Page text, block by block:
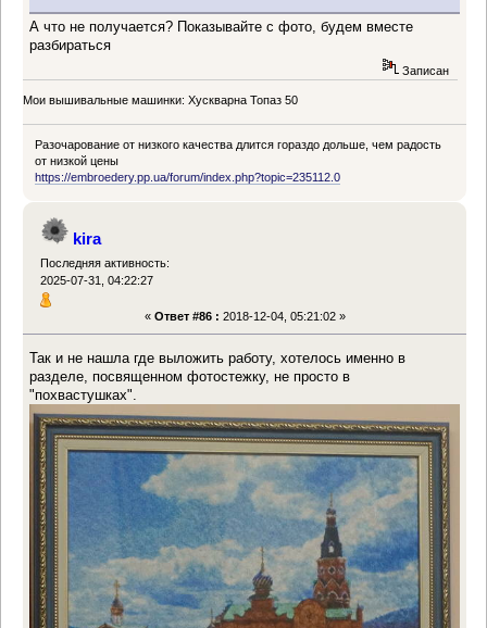
А что не получается? Показывайте с фото, будем вместе
разбираться
Записан
Мои вышивальные машинки: Хускварна Топаз 50
Разочарование от низкого качества длится гораздо дольше, чем радость
от низкой цены
https://embroedery.pp.ua/forum/index.php?topic=235112.0
kira
Последняя активность:
2025-07-31, 04:22:27
« Ответ #86 : 2018-12-04, 05:21:02 »
Так и не нашла где выложить работу, хотелось именно в
разделе, посвященном фотостежку, не просто в
"похвастушках".